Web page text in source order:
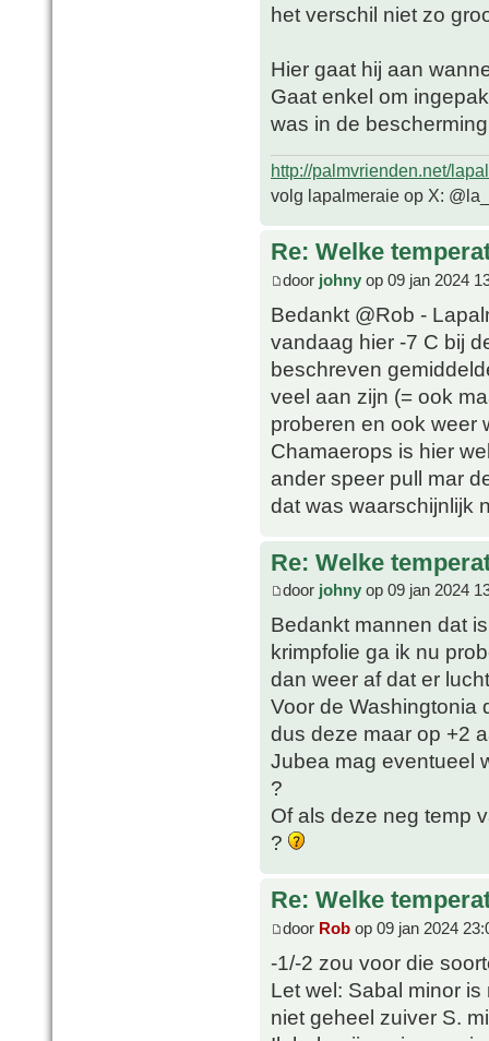
het verschil niet zo
Hier gaat hij aan
Gaat enkel om
was in de
http://palmvrienden.net/
volg lapalmeraie op X:
Re: Welke
door johny op 09 jan 2024
Bedankt @Rob -
vandaag hier -7 C bij
beschreven
veel aan zijn (= ook
proberen en ook weer
Chamaerops is hier
ander speer pull mar
dat was waarschijnlijk
Re: Welke
door johny op 09 jan 2024
Bedankt mannen dat
krimpfolie ga ik nu
dan weer af dat er
Voor de Washingtonia
dus deze maar op +2
Jubea mag eventueel
?
Of als deze neg temp
?
Re: Welke
door Rob op 09 jan 2024
-1/-2 zou voor die
Let wel: Sabal minor
niet geheel zuiver S.